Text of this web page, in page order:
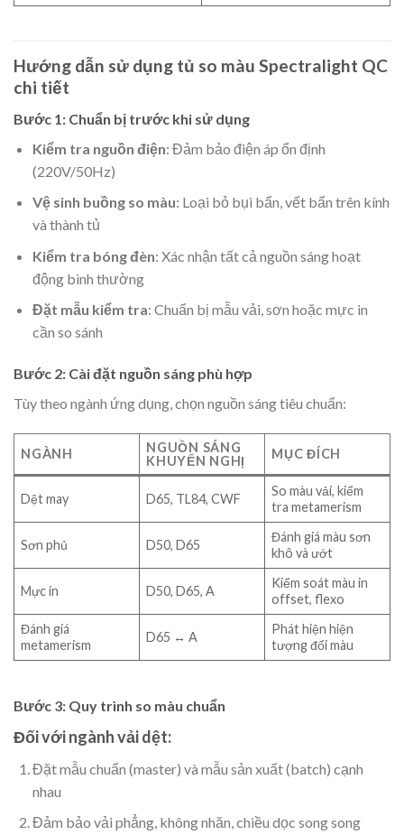
Hướng dẫn sử dụng tủ so màu Spectralight QC
chi tiết
Bước 1: Chuẩn bị trước khi sử dụng
Kiểm tra nguồn điện: Đảm bảo điện áp ổn định
(220V/50Hz)
Vệ sinh buồng so màu: Loại bỏ bụi bẩn, vết bẩn trên kính
và thành tủ
Kiểm tra bóng đèn: Xác nhận tất cả nguồn sáng hoạt
động bình thường
Đặt mẫu kiểm tra: Chuẩn bị mẫu vải, sơn hoặc mực in
cần so sánh
Bước 2: Cài đặt nguồn sáng phù hợp
Tùy theo ngành ứng dụng, chọn nguồn sáng tiêu chuẩn:
NGÀNH
NGUỒN SÁNG
KHUYẾN NGHỊ
MỤC ĐÍCH
Dệt may D65, TL84, CWF
So màu vải, kiểm
tra metamerism
Sơn phủ D50, D65
Đánh giá màu sơn
khô và ướt
Mực in D50, D65, A
Kiểm soát màu in
offset, flexo
Đánh giá
metamerism
D65 ↔ A
Phát hiện hiện
tượng đổi màu
Bước 3: Quy trình so màu chuẩn
Đối với ngành vải dệt:
Đặt mẫu chuẩn (master) và mẫu sản xuất (batch) cạnh
nhau
Đảm bảo vải phẳng, không nhăn, chiều dọc song song